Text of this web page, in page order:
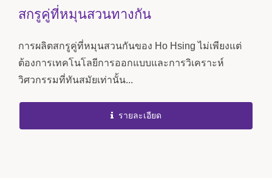
สกรูคู่ที่หมุนสวนทางกัน
การผลิตสกรูคู่ที่หมุนสวนกันของ Ho Hsing ไม่เพียงแต่
ต้องการเทคโนโลยีการออกแบบและการวิเคราะห์
วิศวกรรมที่ทันสมัยเท่านั้น...
รายละเอียด